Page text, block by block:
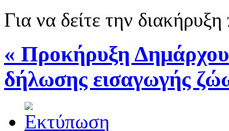
Για να δείτε την
« Προκήρυξη
δήλωσης εισαγωγής